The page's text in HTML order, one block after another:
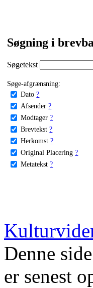
Søgning i
Søgetekst
Søge-afgrænsning:
Dato ?
Afsender ?
Modtager ?
Brevtekst ?
Herkomst ?
Original Placering ?
Metatekst ?
Denne
er senest